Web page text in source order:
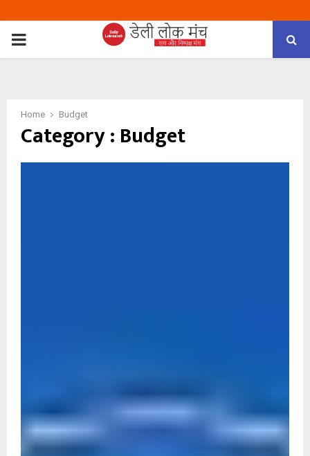
PRIMARY
Home Budget
Category : Budget